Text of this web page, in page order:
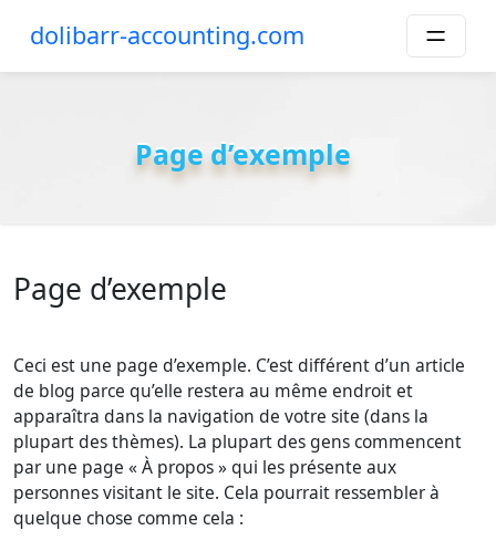
dolibarr-accounting.com
Page d’exemple
Page d’exemple
Ceci est une page d’exemple. C’est différent d’un article
de blog parce qu’elle restera au même endroit et
apparaîtra dans la navigation de votre site (dans la
plupart des thèmes). La plupart des gens commencent
par une page « À propos » qui les présente aux
personnes visitant le site. Cela pourrait ressembler à
quelque chose comme cela :